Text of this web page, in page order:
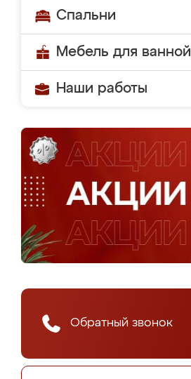
Спальни
Мебель для ванной
Наши работы
Обратный звонок